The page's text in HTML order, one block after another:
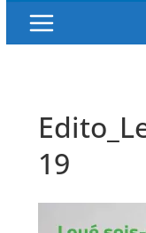
19